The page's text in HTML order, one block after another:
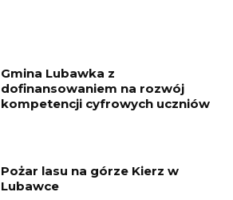
Gmina Lubawka z
dofinansowaniem na rozwój
kompetencji cyfrowych uczniów
Pożar lasu na górze Kierz w
Lubawce